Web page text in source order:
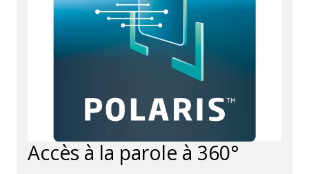
Accès à la parole à 360°